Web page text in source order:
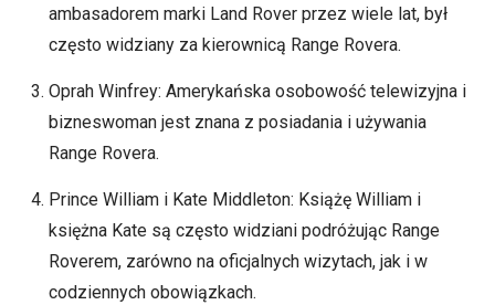
ambasadorem marki Land Rover przez wiele lat, był
często widziany za kierownicą Range Rovera.
Oprah Winfrey: Amerykańska osobowość telewizyjna i
bizneswoman jest znana z posiadania i używania
Range Rovera.
Prince William i Kate Middleton: Książę William i
księżna Kate są często widziani podróżując Range
Roverem, zarówno na oficjalnych wizytach, jak i w
codziennych obowiązkach.